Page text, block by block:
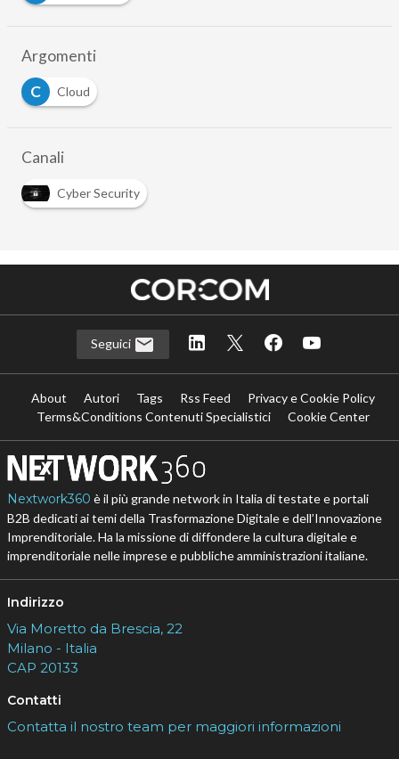
Argomenti
C
Cloud
Canali
Cyber Security
Seguici
About Autori Tags Rss Feed
Privacy e Cookie Policy
Terms&Conditions Contenuti Specialistici
Cookie Center
Nextwork360 è il più grande network in Italia di testate e portali
B2B dedicati ai temi della Trasformazione Digitale e dell’Innovazione
Imprenditoriale. Ha la missione di diffondere la cultura digitale e
imprenditoriale nelle imprese e pubbliche amministrazioni italiane.
Indirizzo
Via Moretto da Brescia, 22
Milano - Italia
CAP 20133
Contatti
Contatta il nostro team per maggiori informazioni